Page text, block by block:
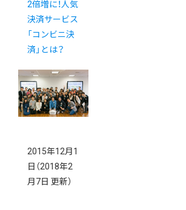
2倍増に！人気
決済サービス
「コンビニ決
済」とは？
2015年12月1
日 （2018年2
月7日 更新）